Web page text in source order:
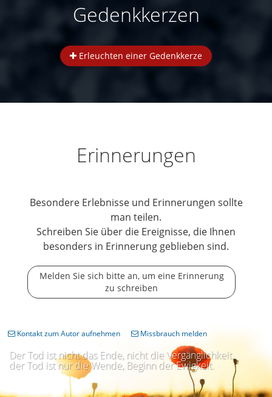
Gedenkkerzen
Erleuchten einer Gedenkkerze
Erinnerungen
Besondere Erlebnisse und Erinnerungen sollte
man teilen.
Schreiben Sie über die Ereignisse, die Ihnen
besonders in Erinnerung geblieben sind.
Melden Sie sich bitte an, um eine Erinnerung
zu schreiben
Der Tod ist nicht das Ende, nicht die Vergänglichkeit,
der Tod ist nur die Wende, Beginn der Ewigkeit.
Kontakt zum Autor aufnehmen Missbrauch melden